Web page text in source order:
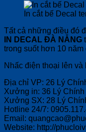
In cắt bế Decal
Tất cả những điều đó
IN DECAL ĐÀ NẴNG
trong suốt hơn 10 năm
Nhấc điện thoại lên
Địa chỉ VP: 26 Lý
Xưởng in: 36 Lý
Xưởng SX: 28 Lý
Hotline 24/7:
Email:
Website: http://